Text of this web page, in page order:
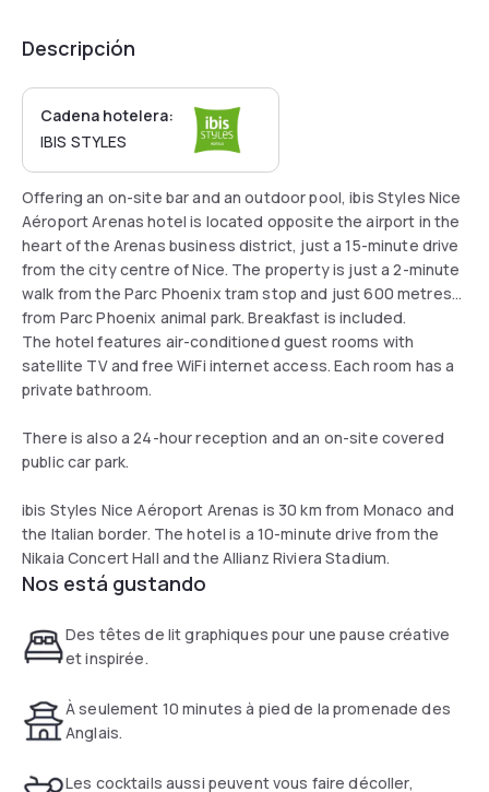
Descripción
Cadena hotelera:
IBIS STYLES
Offering an on-site bar and an outdoor pool, ibis Styles Nice
Aéroport Arenas hotel is located opposite the airport in the
heart of the Arenas business district, just a 15-minute drive
from the city centre of Nice. The property is just a 2-minute
walk from the Parc Phoenix tram stop and just 600 metres
from Parc Phoenix animal park. Breakfast is included.
The hotel features air-conditioned guest rooms with
satellite TV and free WiFi internet access. Each room has a
private bathroom.
There is also a 24-hour reception and an on-site covered
public car park.
ibis Styles Nice Aéroport Arenas is 30 km from Monaco and
the Italian border. The hotel is a 10-minute drive from the
Nikaia Concert Hall and the Allianz Riviera Stadium.
Nos está gustando
Des têtes de lit graphiques pour une pause créative
et inspirée.
À seulement 10 minutes à pied de la promenade des
Anglais.
Les cocktails aussi peuvent vous faire décoller,